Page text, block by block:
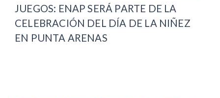
JUEGOS: ENAP SERÁ PARTE DE LA
CELEBRACIÓN DEL DÍA DE LA NIÑEZ
EN PUNTA ARENAS